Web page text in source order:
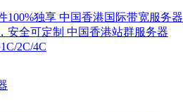
100%独享 中国香港国际带宽服务器
安全可定制 中国香港站群服务器
2C/4C